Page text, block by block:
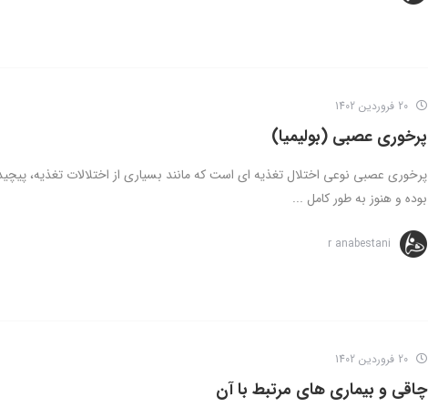
پرخوری عصبی (بولیمیا)
پرخوری عصبی نوعی اختلال تغذیه ای است که مانند بسیاری از اختلالات تغذیه،
بوده و هنوز به طور کامل ...
r anabestani
چاقی و بیماری های مرتبط با آن